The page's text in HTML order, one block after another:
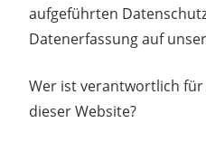
aufgeführten
Datenerfassung auf
Wer ist verantwortlich
dieser Website?